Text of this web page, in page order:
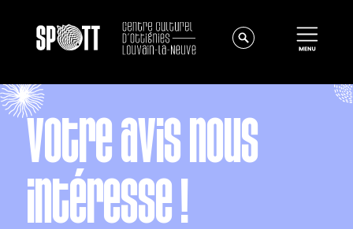
Votre avis nous
intéresse !